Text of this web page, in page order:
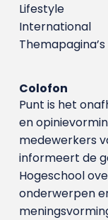
Lifestyle
International
Themapagina’s
Colofon
Punt is het
en
medewerkers
informeert de
Hogeschool
onderwerpen